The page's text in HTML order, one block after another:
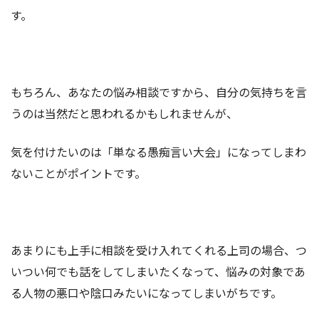
す。
もちろん、あなたの悩み相談ですから、自分の気持ちを言
うのは当然だと思われるかもしれませんが、
気を付けたいのは「単なる愚痴言い大会」になってしまわ
ないことがポイントです。
あまりにも上手に相談を受け入れてくれる上司の場合、つ
いつい何でも話をしてしまいたくなって、悩みの対象であ
る人物の悪口や陰口みたいになってしまいがちです。